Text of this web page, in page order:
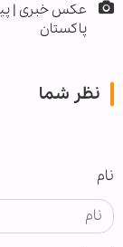
عکس خبری |
پاکستان
نظر شما
نام